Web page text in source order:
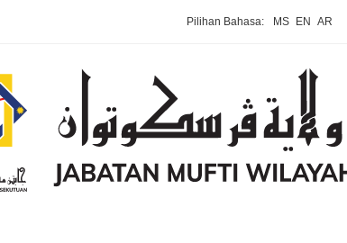
Pilihan Bahasa: MS EN AR